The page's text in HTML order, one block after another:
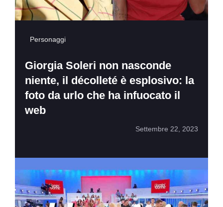
Personaggi
Giorgia Soleri non nasconde
niente, il décolleté è esplosivo: la
foto da urlo che ha infuocato il
web
Settembre 22, 2023